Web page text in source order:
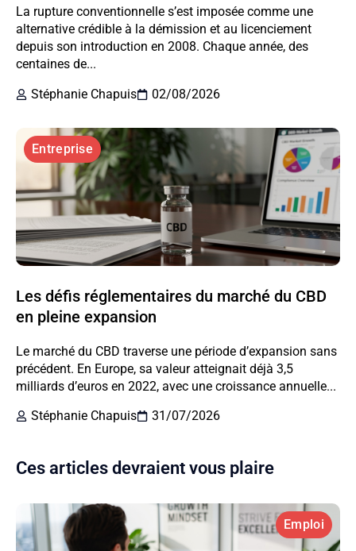
La rupture conventionnelle s’est imposée comme une
alternative crédible à la démission et au licenciement
depuis son introduction en 2008. Chaque année, des
centaines de...
Stéphanie Chapuis
02/08/2026
Entreprise
Les défis réglementaires du marché du CBD
en pleine expansion
Le marché du CBD traverse une période d’expansion sans
précédent. En Europe, sa valeur atteignait déjà 3,5
milliards d’euros en 2022, avec une croissance annuelle...
Stéphanie Chapuis
31/07/2026
Ces articles devraient vous plaire
Emploi